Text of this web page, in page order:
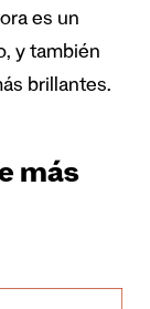
es un
y también
brillantes.
más